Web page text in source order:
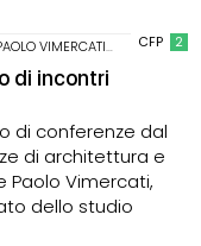
CFP 2
VIMERCATI• STUDIO
di incontri
di conferenze dal
di architettura e
Paolo Vimercati,
dello studio